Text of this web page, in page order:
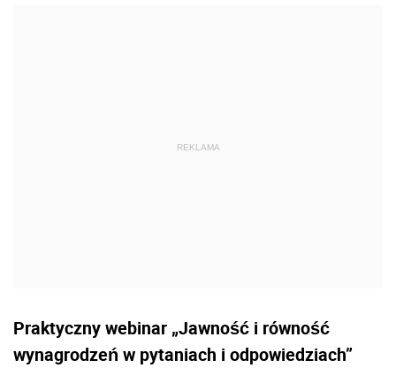
Praktyczny webinar „Jawność i równość
wynagrodzeń w pytaniach i odpowiedziach”